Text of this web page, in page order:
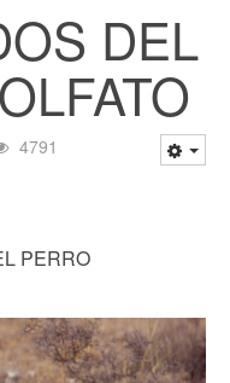
DEL
4791
PERRO